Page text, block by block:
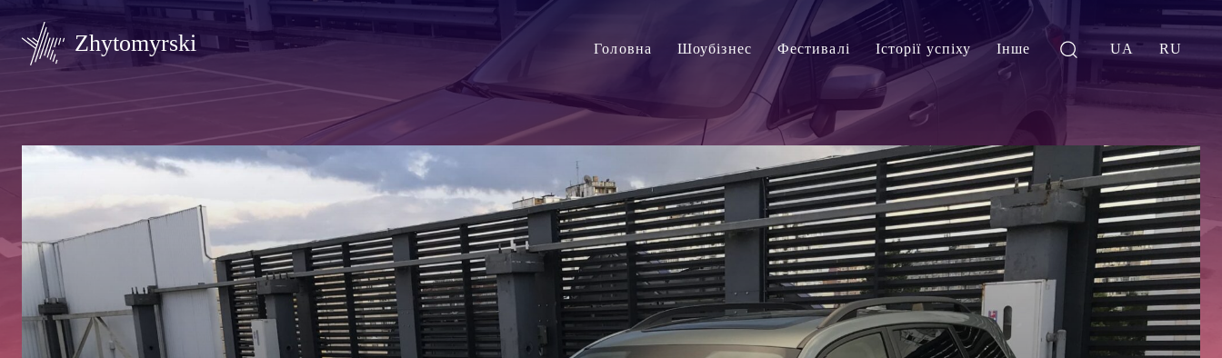
Zhytomyrski Головна Шоубізнес Фестивалі Історії успіху Інше UA RU